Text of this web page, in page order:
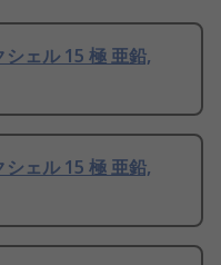
ェル 15 極 亜鉛,
ェル 15 極 亜鉛,